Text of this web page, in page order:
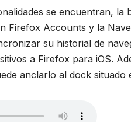
se encuentran, la
Firefox Accounts y la
su historial de
a Firefox para iOS.
anclarlo al dock situado